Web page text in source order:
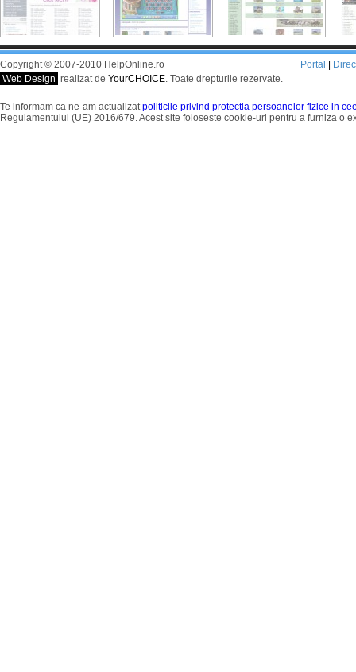
Copyright © 2007-2010 HelpOnline.ro
Web Design realizat de YourCHOICE. Toate drepturile rezervate.
Portal
Te informam ca ne-am actualizatpoliticile privind protectia persoanelor fizice in
Regulamentului (UE) 2016/679. Acest site foloseste cookie-uri pentru a furniza o